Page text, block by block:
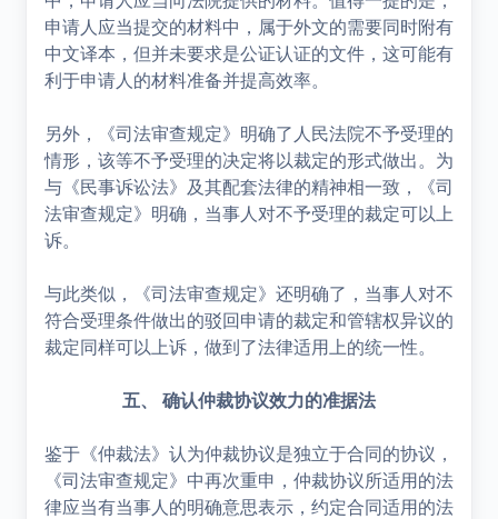
申请人应当提交的材料中，属于外文的需要同时附有
中文译本，但并未要求是公证认证的文件，这可能有
利于申请人的材料准备并提高效率。
另外，《司法审查规定》明确了人民法院不予受理的
情形，该等不予受理的决定将以裁定的形式做出。为
与《民事诉讼法》及其配套法律的精神相一致，《司
法审查规定》明确，当事人对不予受理的裁定可以上
诉。
与此类似，《司法审查规定》还明确了，当事人对不
符合受理条件做出的驳回申请的裁定和管辖权异议的
裁定同样可以上诉，做到了法律适用上的统一性。
五、 确认仲裁协议效力的准据法
鉴于《仲裁法》认为仲裁协议是独立于合同的协议，
《司法审查规定》中再次重申，仲裁协议所适用的法
律应当有当事人的明确意思表示，约定合同适用的法